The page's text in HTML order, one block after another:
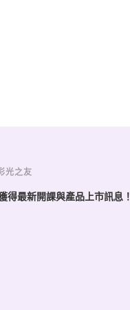
光之友
得最新開課與產品上市訊息！